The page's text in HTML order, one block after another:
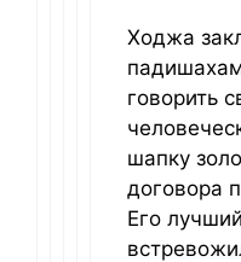
Ходжа
говорить
шапку
договора
Его